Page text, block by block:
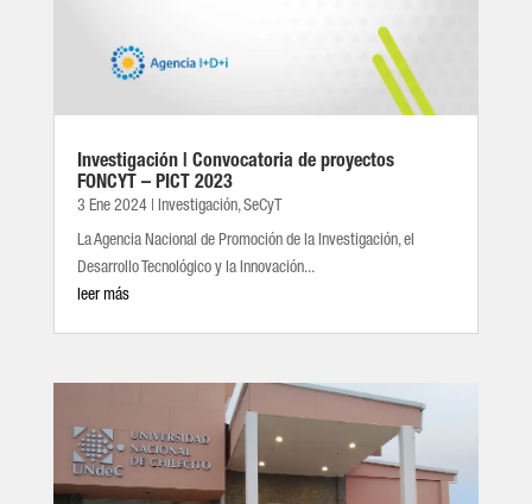
Investigación | Convocatoria de proyectos
FONCYT – PICT 2023
3 Ene 2024| Investigación,SeCyT
La Agencia Nacional de Promoción de la Investigación, el
Desarrollo Tecnológico y la Innovación...
leer más